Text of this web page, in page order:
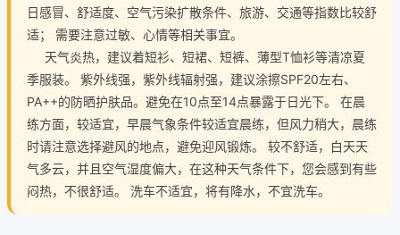
日感冒、舒适度、空气污染扩散条件、旅游、交通等指数比较舒
适； 需要注意过敏、心情等相关事宜。
天气炎热，建议着短衫、短裙、短裤、薄型T恤衫等清凉夏
季服装。 紫外线强，紫外线辐射强，建议涂擦SPF20左右、
PA++的防晒护肤品。避免在10点至14点暴露于日光下。 在晨
练方面，较适宜，早晨气象条件较适宜晨练，但风力稍大，晨练
时请注意选择避风的地点，避免迎风锻炼。 较不舒适，白天天
气多云，并且空气湿度偏大，在这种天气条件下，您会感到有些
闷热，不很舒适。 洗车不适宜，将有降水，不宜洗车。